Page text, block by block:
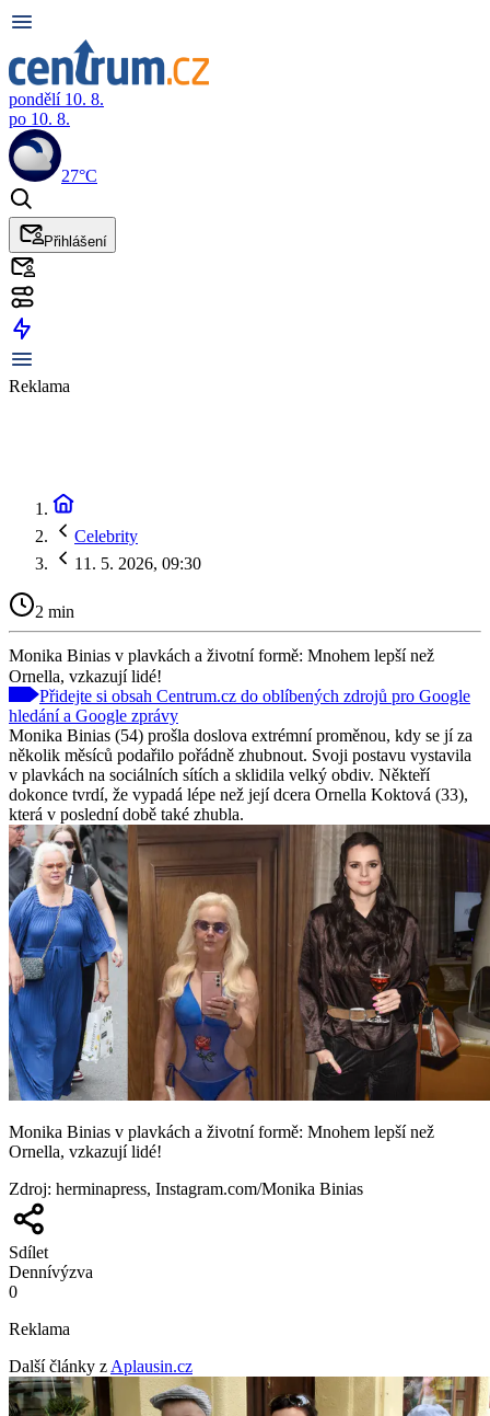
pondělí 10. 8.
po 10. 8.
27°C
Přihlášení
Reklama
Celebrity
11. 5. 2026, 09:30
2 min
Monika Binias v plavkách a životní formě: Mnohem lepší než
Ornella, vzkazují lidé!
Přidejte si obsah Centrum.cz do oblíbených zdrojů pro Google
hledání a Google zprávy
Monika Binias (54) prošla doslova extrémní proměnou, kdy se jí za
několik měsíců podařilo pořádně zhubnout. Svoji postavu vystavila
v plavkách na sociálních sítích a sklidila velký obdiv. Někteří
dokonce tvrdí, že vypadá lépe než její dcera Ornella Koktová (33),
která v poslední době také zhubla.
Monika Binias v plavkách a životní formě: Mnohem lepší než
Ornella, vzkazují lidé!
Zdroj: herminapress, Instagram.com/Monika Binias
Sdílet
Dennívýzva
0
Reklama
Další články z Aplausin.cz